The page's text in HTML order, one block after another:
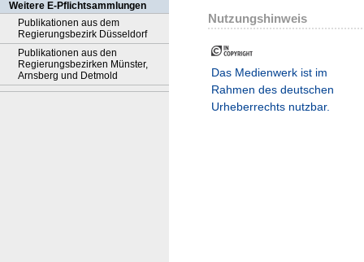
Weitere E-Pflichtsammlungen
Publikationen aus dem
Regierungsbezirk Düsseldorf
Publikationen aus den
Regierungsbezirken Münster,
Arnsberg und Detmold
Nutzungshinweis
Das Medienwerk ist im
Rahmen des deutschen
Urheberrechts nutzbar.